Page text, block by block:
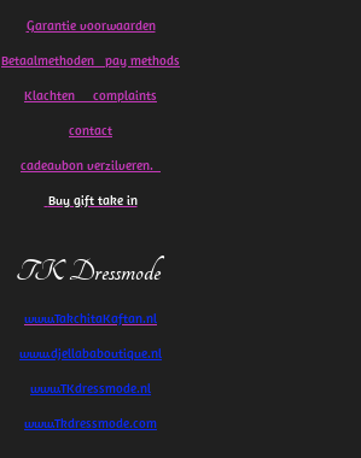
Garantie voorwaarden
Betaalmethoden pay methods
Klachten complaints
contact
cadeaubon verzilveren.
Buy gift take in
TK Dressmode
www.TakchitaKaftan.nl
www.djellababoutique.nl
www.TKdressmode.nl
www.Tkdressmode.com